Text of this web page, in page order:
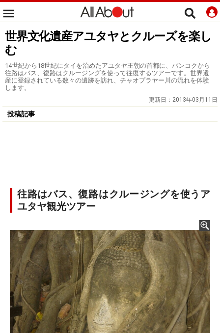
世界文化遺産アユタヤとクルーズを楽し
む
14世紀から18世紀にタイを治めたアユタヤ王朝の首都に、バンコクから
往路はバス、復路はクルージングを使って往復するツアーです。世界遺
産に登録されている数々の遺跡を訪れ、チャオプラヤー川の流れを体験
します。
更新日： 2013年03月11日
投稿記事
往路はバス、復路はクルージングを使うア
ユタヤ観光ツアー